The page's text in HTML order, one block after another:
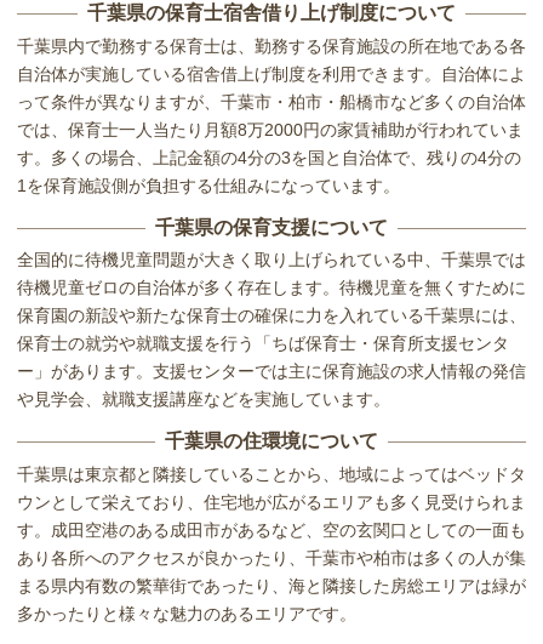
千葉県の保育士宿舎借り上げ制度について
千葉県内で勤務する保育士は、勤務する保育施設の所在地である各
自治体が実施している宿舎借上げ制度を利用できます。自治体によ
って条件が異なりますが、千葉市・柏市・船橋市など多くの自治体
では、保育士一人当たり月額8万2000円の家賃補助が行われていま
す。多くの場合、上記金額の4分の3を国と自治体で、残りの4分の
1を保育施設側が負担する仕組みになっています。
千葉県の保育支援について
全国的に待機児童問題が大きく取り上げられている中、千葉県では
待機児童ゼロの自治体が多く存在します。待機児童を無くすために
保育園の新設や新たな保育士の確保に力を入れている千葉県には、
保育士の就労や就職支援を行う「ちば保育士・保育所支援センタ
ー」があります。支援センターでは主に保育施設の求人情報の発信
や見学会、就職支援講座などを実施しています。
千葉県の住環境について
千葉県は東京都と隣接していることから、地域によってはベッドタ
ウンとして栄えており、住宅地が広がるエリアも多く見受けられま
す。成田空港のある成田市があるなど、空の玄関口としての一面も
あり各所へのアクセスが良かったり、千葉市や柏市は多くの人が集
まる県内有数の繁華街であったり、海と隣接した房総エリアは緑が
多かったりと様々な魅力のあるエリアです。